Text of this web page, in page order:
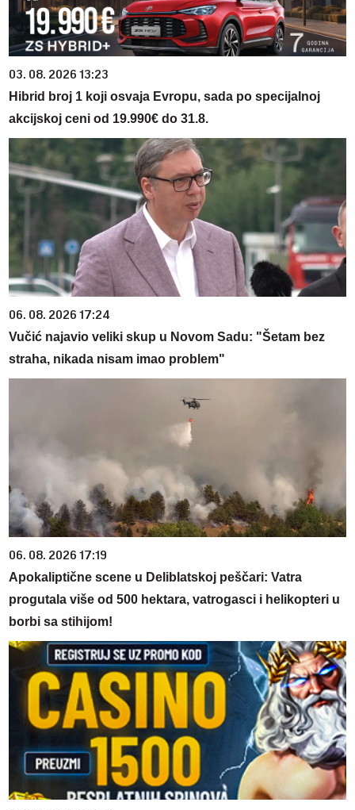
03. 08. 2026 13:23
Hibrid broj 1 koji osvaja Evropu, sada po specijalnoj
akcijskoj ceni od 19.990€ do 31.8.
06. 08. 2026 17:24
Vučić najavio veliki skup u Novom Sadu: "Šetam bez
straha, nikada nisam imao problem"
06. 08. 2026 17:19
Apokaliptične scene u Deliblatskoj peščari: Vatra
progutala više od 500 hektara, vatrogasci i helikopteri u
borbi sa stihijom!